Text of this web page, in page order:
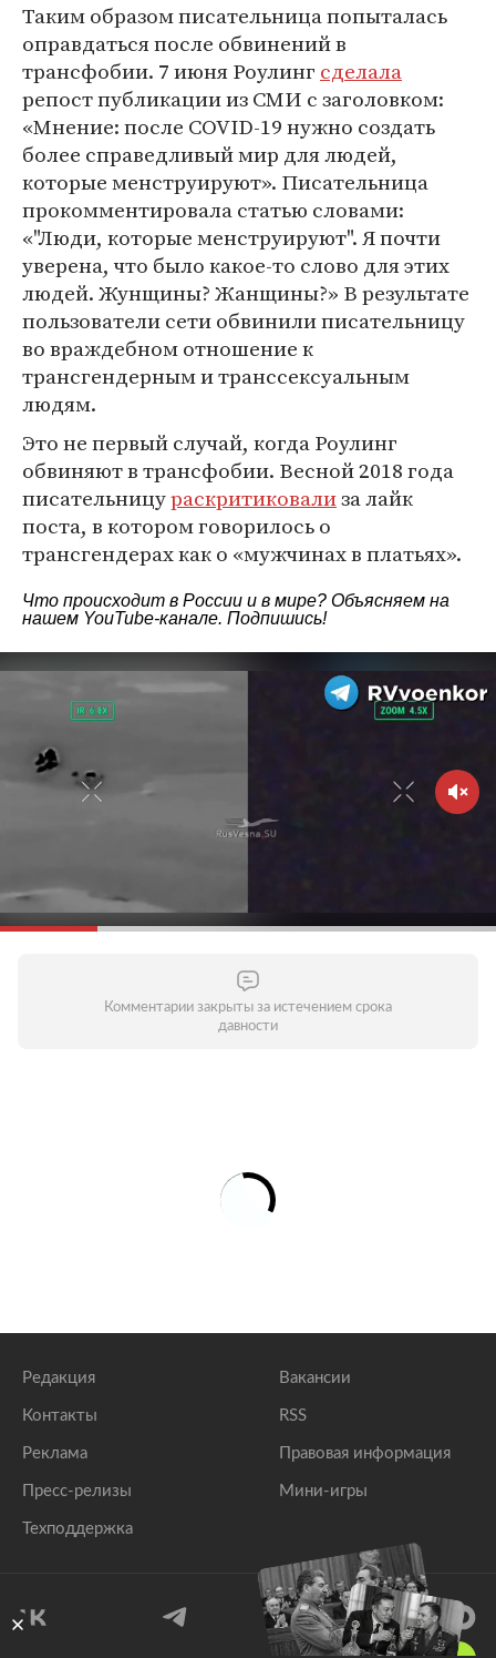
Таким образом писательница попыталась
оправдаться после обвинений в
трансфобии. 7 июня Роулинг сделала
репост публикации из СМИ с заголовком:
«Мнение: после COVID-19 нужно создать
более справедливый мир для людей,
которые менструируют». Писательница
прокомментировала статью словами:
«"Люди, которые менструируют". Я почти
уверена, что было какое-то слово для этих
людей. Жунщины? Жанщины?» В результате
пользователи сети обвинили писательницу
во враждебном отношение к
трансгендерным и транссексуальным
людям.
Это не первый случай, когда Роулинг
обвиняют в трансфобии. Весной 2018 года
писательницураскритиковализа лайк
поста, в котором говорилось о
трансгендерах как о «мужчинах в платьях».
Что происходит в России и в мире? Объясняем на
нашем YouTube-канале. Подпишись!
Комментарии закрыты за истечением срока
давности
Редакция
Контакты
Реклама
Пресс-релизы
Техподдержка
Вакансии
RSS
Правовая информация
Мини-игры